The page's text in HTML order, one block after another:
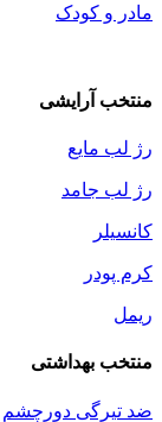
مادر و کودک
منتخب آرایشی
رژ لب مایع
رژ لب جامد
کانسیلر
کرم پودر
ریمل
منتخب بهداشتی
ضد تیرگی دورچشم